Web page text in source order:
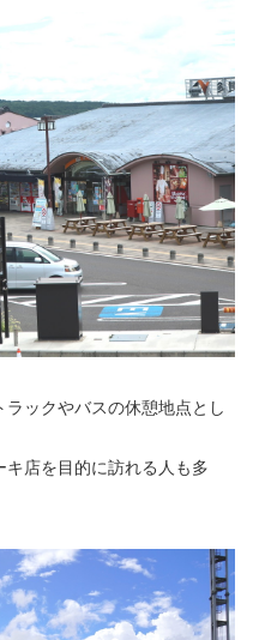
ックやバスの休憩地点とし
キ店を目的に訪れる人も多